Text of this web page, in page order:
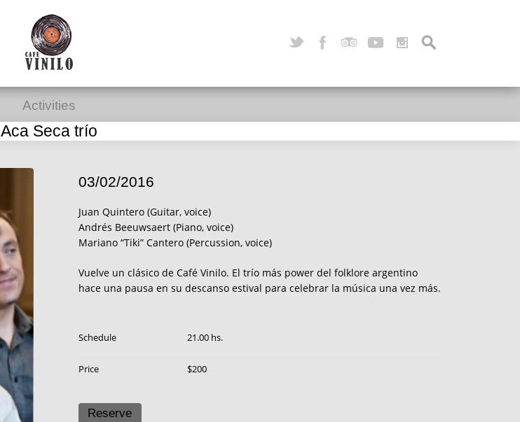
Activities
Aca Seca trío
03/02/2016
Juan Quintero (Guitar, voice)
Andrés Beeuwsaert (Piano, voice)
Mariano “Tiki” Cantero (Percussion, voice)
Vuelve un clásico de Café Vinilo. El trío más power del folklore argentino
hace una pausa en su descanso estival para celebrar la música una vez más.
Schedule 21.00 hs.
Price $200
Reserve